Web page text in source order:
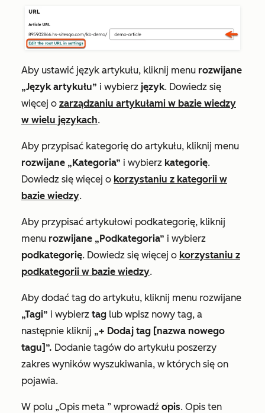
Aby ustawić język artykułu, kliknij menu rozwijane
„Język artykułu” i wybierz język. Dowiedz się
więcej o zarządzaniu artykułami w bazie wiedzy
w wielu językach.
Aby przypisać kategorię do artykułu, kliknij menu
rozwijane „Kategoria” i wybierz kategorię.
Dowiedz się więcej o korzystaniu z kategorii w
bazie wiedzy.
Aby przypisać artykułowi podkategorię, kliknij
menu rozwijane „Podkategoria” i wybierz
podkategorię. Dowiedz się więcej o korzystaniu z
podkategorii w bazie wiedzy.
Aby dodać tag do artykułu, kliknij menu rozwijane
„Tagi” i wybierz tag lub wpisz nowy tag, a
następnie kliknij „+ Dodaj tag [nazwa nowego
tagu]”. Dodanie tagów do artykułu poszerzy
zakres wyników wyszukiwania, w których się on
pojawia.
W polu „Opis meta ” wprowadź opis. Opis ten